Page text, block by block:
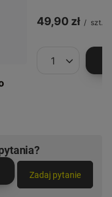
49,90 zł / szt.
Ilość
Zadaj pytanie